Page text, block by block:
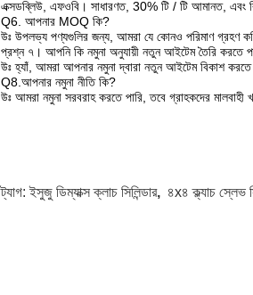
এক্সডব্লিউ, এফওবি। সাধারণত, 30% টি / টি আমানত, এবং
Q6. আপনার MOQ কি?
উঃ উপলভ্য পণ্যগুলির জন্য, আমরা যে কোনও পরিমাণ গ্রহণ
প্রশ্ন ৭। আপনি কি নমুনা অনুযায়ী নতুন আইটেম তৈরি করতে
উঃ হ্যাঁ, আমরা আপনার নমুনা দ্বারা নতুন আইটেম বিকাশ করতে
Q8.আপনার নমুনা নীতি কি?
উঃ আমরা নমুনা সরবরাহ করতে পারি, তবে গ্রাহকদের মালবাহী
ট্যাগ:ইসুজু ডিম্যাক্স ক্লাচ সিলিন্ডার, ৪x৪ ক্ল্যাচ স্লেভ